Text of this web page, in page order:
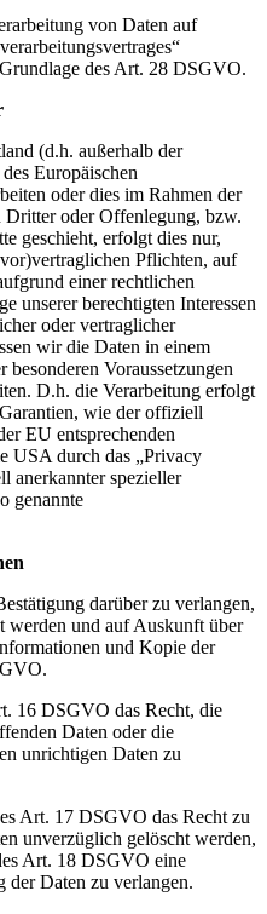
von Daten auf
des Art. 28 DSGVO.
(d.h. außerhalb der
Europäischen
oder dies im Rahmen der
Dritter oder Offenlegung, bzw.
geschieht, erfolgt dies nur,
Pflichten, auf
einer rechtlichen
unserer berechtigten Interessen
oder vertraglicher
wir die Daten in einem
Voraussetzungen
D.h. die Verarbeitung erfolgt
wie der offiziell
EU entsprechenden
USA durch das „Privacy
anerkannter spezieller
genannte
darüber zu verlangen,
werden und auf Auskunft über
und Kopie der
16 DSGVO das Recht, die
Daten oder die
unrichtigen Daten zu
Art. 17 DSGVO das Recht zu
unverzüglich gelöscht werden,
Art. 18 DSGVO eine
der Daten zu verlangen.